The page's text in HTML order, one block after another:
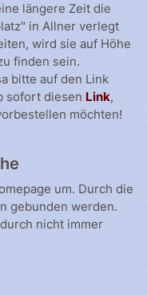
längere Zeit die
in Allner verlegt
wird sie auf Höhe
finden sein.
bitte auf den Link
sofort diesen Link,
möchten!
um. Durch die
gebunden werden.
nicht immer